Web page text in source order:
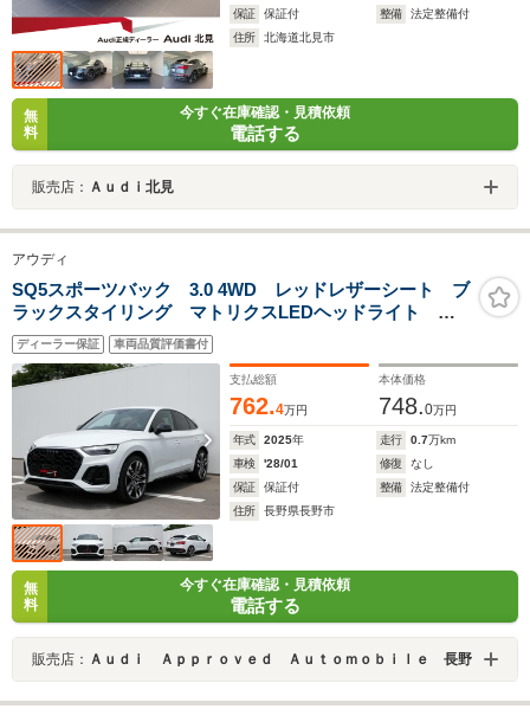
保証
保証付 整備
法定整備付
住所
北海道北見市
無
料
今すぐ在庫確認・見積依頼
電話する
販売店： Ａｕｄｉ北見
アウディ
SQ5スポーツバック 3.0 4WD レッドレザーシート ブ
ラックスタイリング マトリクスLEDヘッドライト
MMIナビ 21インチアルミホイール ワイヤレスチャー
ジング B&Oサウンドシステム 全席シートヒーター
オートエアコン
ディーラー保証 車両品質評価書付
支払総額
762.4万円
本体価格
748.0万円
年式 2025年 走行 0.7万km
車検
'28/01 修復
なし
保証
保証付 整備
法定整備付
住所
長野県長野市
無
料
今すぐ在庫確認・見積依頼
電話する
販売店： Ａｕｄｉ Ａｐｐｒｏｖｅｄ Ａｕｔｏｍｏｂｉｌｅ 長野